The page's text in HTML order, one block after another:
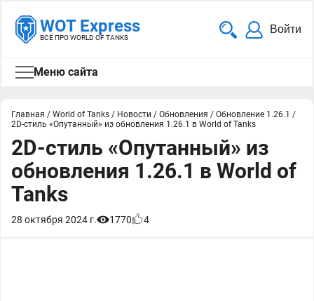
WOT Express
ВСЁ ПРО WORLD OF TANKS
Войти
Меню сайта
Главная / World of Tanks / Новости / Обновления / Обновление 1.26.1 /
2D-стиль «Опутанный» из обновления 1.26.1 в World of Tanks
2D-стиль «Опутанный» из
обновления 1.26.1 в World of
Tanks
28 октября 2024 г. 1770 4